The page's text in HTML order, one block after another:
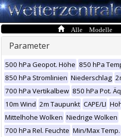
Alle Modelle
Parameter
500 hPa Geopot. Höhe 850 hPa
850 hPa Stromlinien Niederschlag
700 hPa Vertikalbew 850 hPa Pot.
10m Wind 2m Taupunkt CAPE/LI
Mittelhohe Wolken Niedrige Wolken
700 hPa Rel. Feuchte Min/Max Temp.